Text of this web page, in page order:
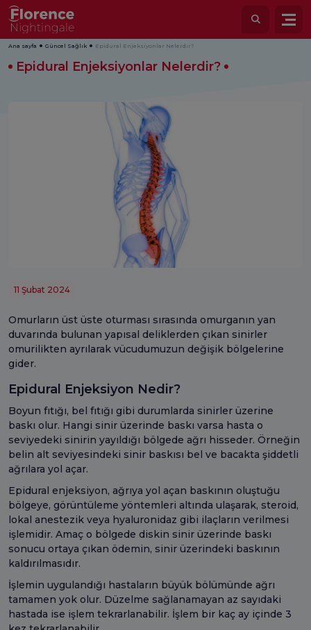
Ana sayfa Güncel Sağlık Epidural Enjeksiyonlar Nelerdir?
Epidural Enjeksiyonlar Nelerdir?
11 Şubat 2024
Omurların üst üste oturması sırasında omurganın yan
duvarında bulunan yapısal deliklerden çıkan sinirler
omurilikten ayrılarak vücudumuzun değişik bölgelerine
gider.
Epidural Enjeksiyon Nedir?
Boyun fıtığı, bel fıtığı gibi durumlarda sinirler üzerine
baskı olur. Hangi sinir üzerinde baskı varsa hasta o
seviyedeki sinirin yayıldığı bölgede ağrı hisseder. Örneğin
belin alt seviyesindeki sinir baskısı bel ve bacakta şiddetli
ağrılara yol açar.
Epidural enjeksiyon, ağrıya yol açan baskının oluştuğu
bölgeye, görüntüleme yöntemleri altında ulaşarak, steroid,
lokal anestezik veya hyaluronidaz gibi ilaçların verilmesi
işlemidir. Amaç o bölgede diskin sinir üzerinde baskı
sonucu ortaya çıkan ödemin, sinir üzerindeki baskının
kaldırılmasıdır.
İşlemin uygulandığı hastaların büyük bölümünde ağrı
tamamen yok olur. Düzelme sağlanamayan az sayıdaki
hastada ise işlem tekrarlanabilir. İşlem bir kaç ay içinde 3